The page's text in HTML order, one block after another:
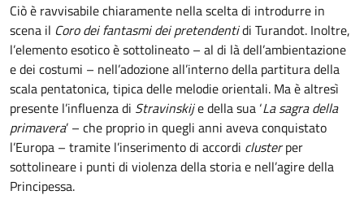
Ciò è ravvisabile chiaramente nella scelta di introdurre in
scena il Coro dei fantasmi dei pretendentidi Turandot. Inoltre,
l’elemento esotico è sottolineato – al di là dell’ambientazione
e dei costumi – nell’adozione all’interno della partitura della
scala pentatonica, tipica delle melodie orientali. Ma è altresì
presente l’influenza di Stravinskije della sua ‘La sagra della
primavera’ – che proprio in quegli anni aveva conquistato
l’Europa – tramite l’inserimento di accordi clusterper
sottolineare i punti di violenza della storia e nell’agire della
Principessa.